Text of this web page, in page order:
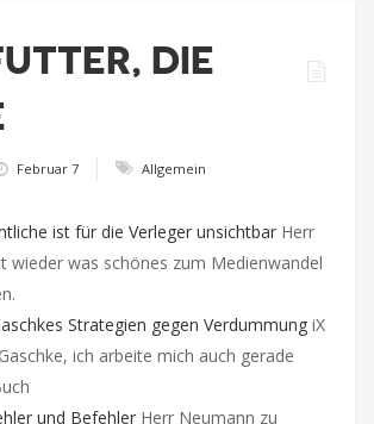
DIE
Februar 7 Allgemein
ist für die Verleger unsichtbar Herr
wieder was schönes zum Medienwandel
Strategien gegen Verdummung iX
ich arbeite mich auch gerade
und Befehler Herr Neumann zu